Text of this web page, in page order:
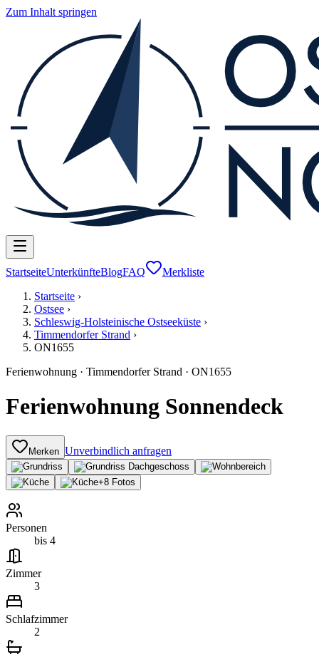
Zum Inhalt springen
StartseiteUnterkünfteBlogFAQ
Merkliste
Startseite ›
Ostsee ›
Schleswig-Holsteinische Ostseeküste ›
Timmendorfer Strand ›
ON1655
Ferienwohnung · Timmendorfer Strand · ON1655
Ferienwohnung Sonnendeck
Merken Unverbindlich anfragen
+8 Fotos
Personen
bis 4
Zimmer
3
Schlafzimmer
2